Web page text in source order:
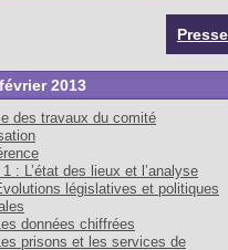
Presse
2013
des travaux du comité
1 : L’état des lieux et l’analyse
législatives et politiques
données chiffrées
prisons et les services de